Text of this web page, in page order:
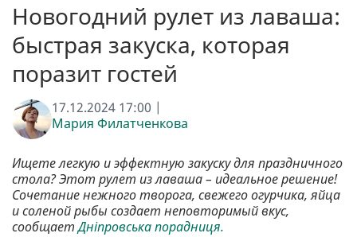
Новогодний рулет из лаваша:
быстрая закуска, которая
поразит гостей
17.12.2024 17:00 |
Мария Филатченкова
Ищете легкую и эффектную закуску для праздничного
стола? Этот рулет из лаваша – идеальное решение!
Сочетание нежного творога, свежего огурчика, яйца
и соленой рыбы создает неповторимый вкус,
сообщаетДніпровська порадниця.